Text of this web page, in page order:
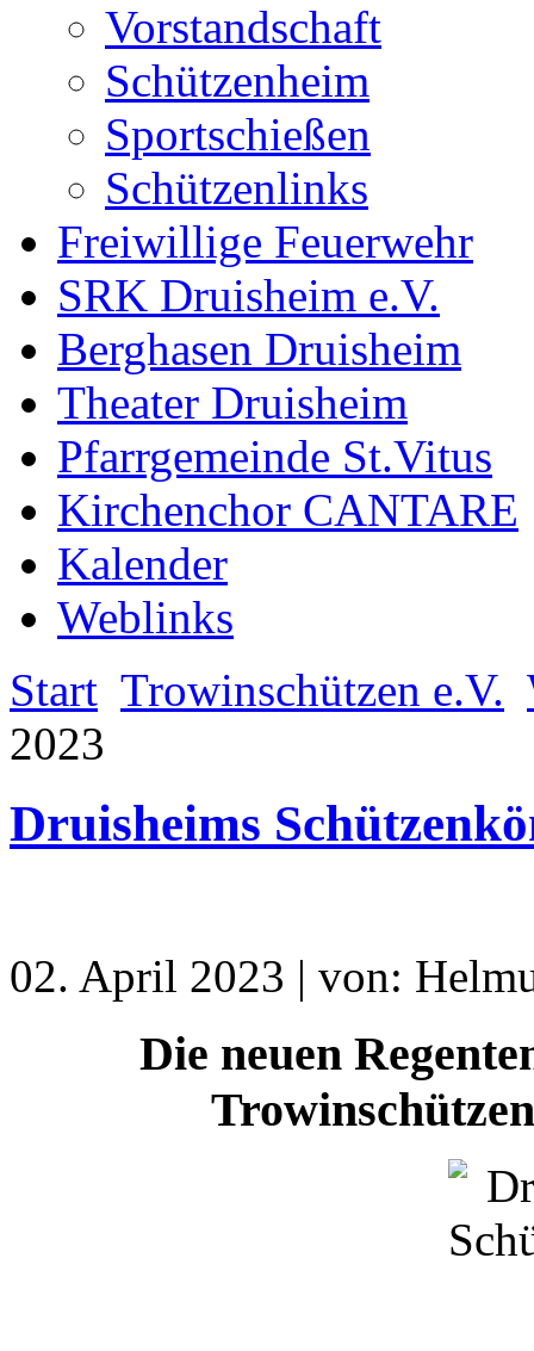
Vorstandschaft
Schützenheim
Sportschießen
Schützenlinks
Freiwillige Feuerwehr
SRK Druisheim e.V.
Berghasen Druisheim
Theater Druisheim
Pfarrgemeinde St.Vitus
Kirchenchor CANTARE
Kalender
Weblinks
Start Trowinschützen e.V.
2023
Druisheims
02. April 2023 | von:
Die neuen